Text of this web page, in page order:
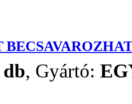
db, Gyártó: